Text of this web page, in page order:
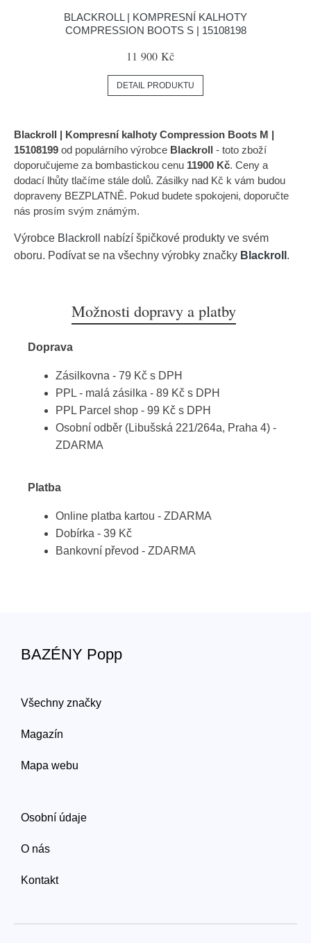
BLACKROLL | KOMPRESNÍ KALHOTY
COMPRESSION BOOTS S | 15108198
11 900 Kč
DETAIL PRODUKTU
Blackroll | Kompresní kalhoty Compression Boots M |
15108199 od populárního výrobce Blackroll - toto zboží
doporučujeme za bombastickou cenu 11900 Kč. Ceny a
dodací lhůty tlačíme stále dolů. Zásilky nad Kč k vám budou
dopraveny BEZPLATNĚ. Pokud budete spokojeni, doporučte
nás prosím svým známým.
Výrobce Blackroll
nabízí špičkové produkty ve svém
oboru. Podívat se na všechny výrobky značky Blackroll .
Možnosti dopravy a platby
Doprava
Zásilkovna - 79 Kč s DPH
PPL - malá zásilka - 89 Kč s DPH
PPL Parcel shop - 99 Kč s DPH
Osobní odběr (Libušská 221/264a, Praha 4) -
ZDARMA
Platba
Online platba kartou - ZDARMA
Dobírka - 39 Kč
Bankovní převod - ZDARMA
BAZÉNY Popp
Všechny značky
Magazín
Mapa webu
Osobní údaje
O nás
Kontakt